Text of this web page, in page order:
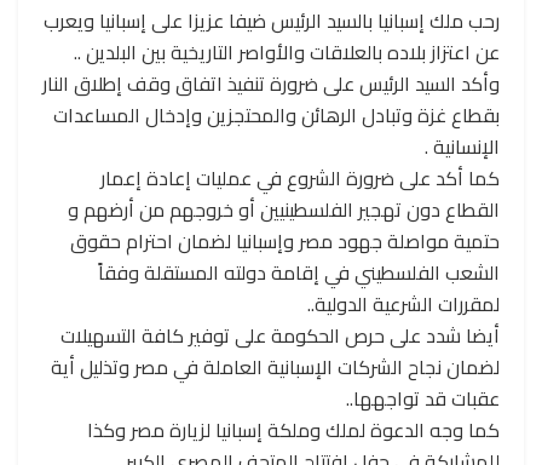
رحب ملك إسبانيا بالسيد الرئيس ضيفا عزيزا على إسبانيا ويعرب
عن اعتزاز بلاده بالعلاقات والأواصر التاريخية بين البلدين ..
وأكد السيد الرئيس على ضرورة تنفيذ اتفاق وقف إطلاق النار
بقطاع غزة وتبادل الرهائن والمحتجزين وإدخال المساعدات
الإنسانية .
كما أكد على ضرورة الشروع في عمليات إعادة إعمار
القطاع دون تهجير الفلسطينيين أو خروجهم من أرضهم و
حتمية مواصلة جهود مصر وإسبانيا لضمان احترام حقوق
الشعب الفلسطيني في إقامة دولته المستقلة وفقاً
لمقررات الشرعية الدولية..
أيضا شدد على حرص الحكومة على توفير كافة التسهيلات
لضمان نجاح الشركات الإسبانية العاملة في مصر وتذليل أية
عقبات قد تواجهها..
كما وجه الدعوة لملك وملكة إسبانيا لزيارة مصر وكذا